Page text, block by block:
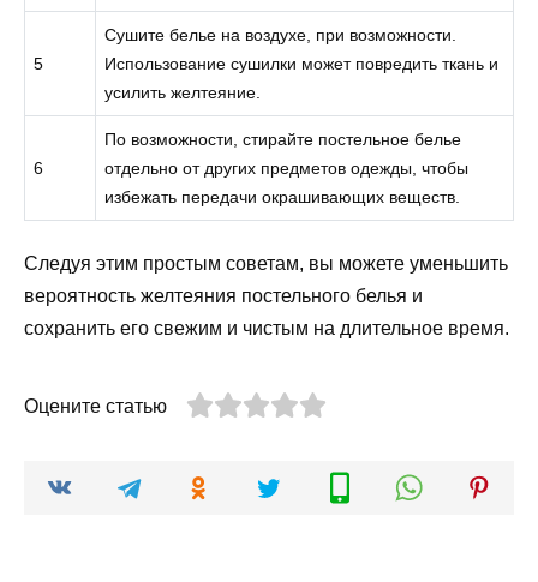
5
Сушите белье на воздухе, при возможности.
Использование сушилки может повредить ткань и
усилить желтеяние.
6
По возможности, стирайте постельное белье
отдельно от других предметов одежды, чтобы
избежать передачи окрашивающих веществ.
Следуя этим простым советам, вы можете уменьшить
вероятность желтеяния постельного белья и
сохранить его свежим и чистым на длительное время.
Оцените статью